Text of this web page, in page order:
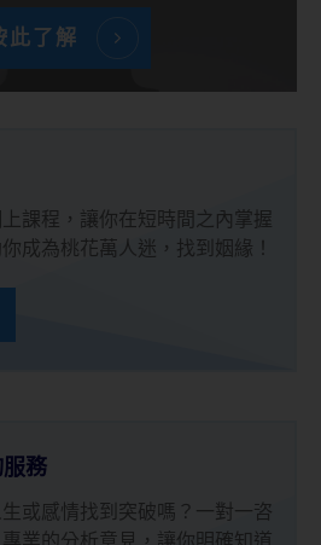
此了解
課程，讓你在短時間之內掌握
成為桃花萬人迷，找到姻緣！
務
或感情找到突破嗎？一對一咨